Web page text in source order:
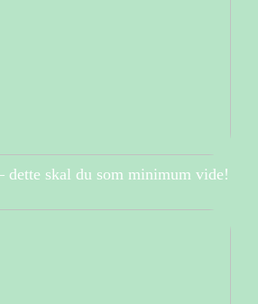
dette skal du som minimum vide!